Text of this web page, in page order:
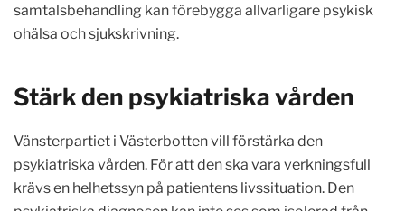
samtalsbehandling kan förebygga allvarligare psykisk
ohälsa och sjukskrivning.
Stärk den psykiatriska vården
Vänsterpartiet i Västerbotten vill förstärka den
psykiatriska vården. För att den ska vara verkningsfull
krävs en helhetssyn på patientens livssituation. Den